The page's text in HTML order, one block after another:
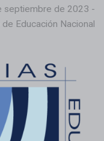
septiembre de 2023 -
Educación Nacional